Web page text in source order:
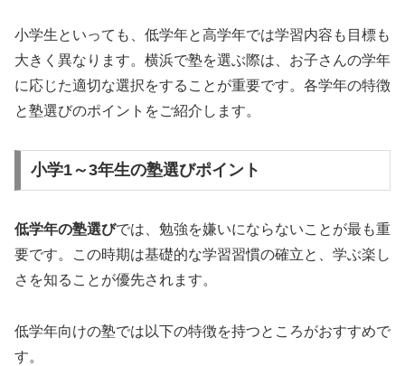
小学生といっても、低学年と高学年では学習内容も目標も
大きく異なります。横浜で塾を選ぶ際は、お子さんの学年
に応じた適切な選択をすることが重要です。各学年の特徴
と塾選びのポイントをご紹介します。
小学1～3年生の塾選びポイント
低学年の塾選びでは、勉強を嫌いにならないことが最も重
要です。この時期は基礎的な学習習慣の確立と、学ぶ楽し
さを知ることが優先されます。
低学年向けの塾では以下の特徴を持つところがおすすめで
す。